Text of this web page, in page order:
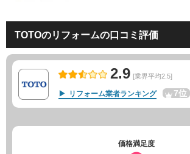
TOTOのリフォームの口コミ評価
2.9 [業界平均2.5]
リフォーム業者ランキング 7位
価格満足度